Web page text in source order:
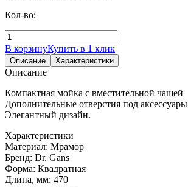
Кол-во:
В корзинуКупить в 1 клик
Описание Характеристики
Описание
Компактная мойка с вместительной чашей
Дополнительные отверстия под аксессуары
Элегантный дизайн.
Характеристики
Материал: Мрамор
Бренд: Dr. Gans
Форма: Квадратная
Длина, мм: 470